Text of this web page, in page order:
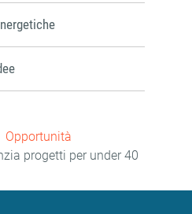
Opportunità
progetti per under 40